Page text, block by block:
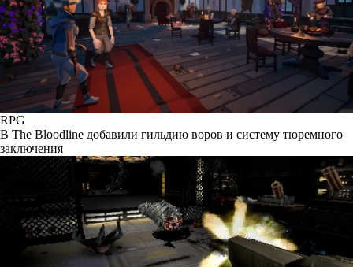
RPG
В The Bloodline добавили гильдию воров и систему тюремного
заключения